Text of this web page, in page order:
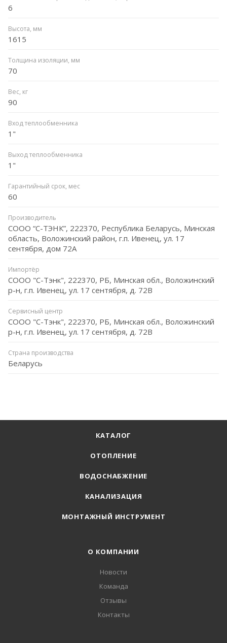
6
Высота, мм
1615
Толщина изоляции, мм
70
Вес, кг
90
Вход теплообменника
1"
Выход теплообменника
1"
Гарантийный срок, мес
60
Производитель
СООО “С-ТЭНК”, 222370, Республика Беларусь, Минская
область, Воложинский район, г.п. Ивенец, ул. 17
сентября, дом 72А
Импортёр
СООО "С-Тэнк", 222370, РБ, Минская обл., Воложинский
р-н, г.п. Ивенец, ул. 17 сентября, д. 72В
Сервисный центр
СООО "С-Тэнк", 222370, РБ, Минская обл., Воложинский
р-н, г.п. Ивенец, ул. 17 сентября, д. 72В
Страна производства
Беларусь
КАТАЛОГ
ОТОПЛЕНИЕ
ВОДОСНАБЖЕНИЕ
КАНАЛИЗАЦИЯ
МОНТАЖНЫЙ ИНСТРУМЕНТ
О КОМПАНИИ
Новости
Команда
Отзывы
Контакты